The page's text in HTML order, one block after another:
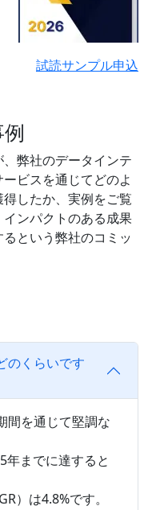
試読サンプル申込
弊社のデータインテ
ビスを通じてどのよ
したか、実例をご覧
ンパクトのある成果
という弊社のコミッ
のくらいです
間を通じて堅調な
年までに達すると
）は4.8%です。